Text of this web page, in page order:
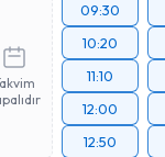
09:30
10:20
11:10
12:00
12:50